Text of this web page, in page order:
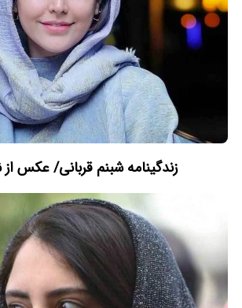
زندگینامه شبنم قربانی/ عکس